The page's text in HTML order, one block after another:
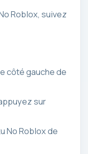
Roblox, suivez
côté gauche de
sur
No Roblox de